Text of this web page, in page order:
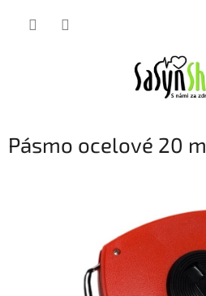
Pásmo ocelové 20 m